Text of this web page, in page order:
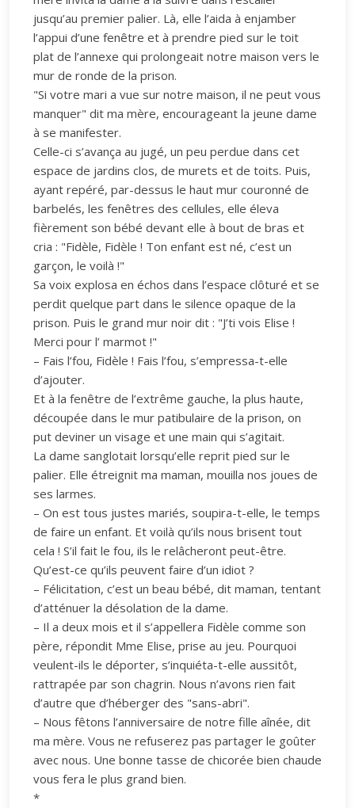
jusqu’au premier palier. Là, elle l’aida à enjamber
l’appui d’une fenêtre et à prendre pied sur le toit
plat de l’annexe qui prolongeait notre maison vers le
mur de ronde de la prison.
"Si votre mari a vue sur notre maison, il ne peut vous
manquer" dit ma mère, encourageant la jeune dame
à se manifester.
Celle-ci s’avança au jugé, un peu perdue dans cet
espace de jardins clos, de murets et de toits. Puis,
ayant repéré, par-dessus le haut mur couronné de
barbelés, les fenêtres des cellules, elle éleva
fièrement son bébé devant elle à bout de bras et
cria : "Fidèle, Fidèle ! Ton enfant est né, c’est un
garçon, le voilà !"
Sa voix explosa en échos dans l’espace clôturé et se
perdit quelque part dans le silence opaque de la
prison. Puis le grand mur noir dit : "J’ti vois Elise !
Merci pour l’ marmot !"
– Fais l’fou, Fidèle ! Fais l’fou, s’empressa-t-elle
d’ajouter.
Et à la fenêtre de l’extrême gauche, la plus haute,
découpée dans le mur patibulaire de la prison, on
put deviner un visage et une main qui s’agitait.
La dame sanglotait lorsqu’elle reprit pied sur le
palier. Elle étreignit ma maman, mouilla nos joues de
ses larmes.
– On est tous justes mariés, soupira-t-elle, le temps
de faire un enfant. Et voilà qu’ils nous brisent tout
cela ! S’il fait le fou, ils le relâcheront peut-être.
Qu’est-ce qu’ils peuvent faire d’un idiot ?
– Félicitation, c’est un beau bébé, dit maman, tentant
d’atténuer la désolation de la dame.
– Il a deux mois et il s’appellera Fidèle comme son
père, répondit Mme Elise, prise au jeu. Pourquoi
veulent-ils le déporter, s’inquiéta-t-elle aussitôt,
rattrapée par son chagrin. Nous n’avons rien fait
d’autre que d’héberger des "sans-abri".
– Nous fêtons l’anniversaire de notre fille aînée, dit
ma mère. Vous ne refuserez pas partager le goûter
avec nous. Une bonne tasse de chicorée bien chaude
vous fera le plus grand bien.
*